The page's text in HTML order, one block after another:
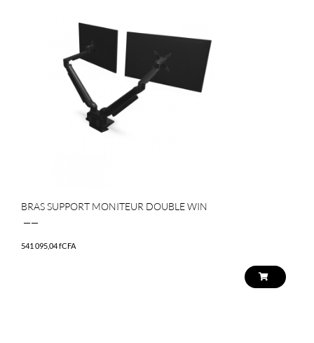
BRAS SUPPORT MONITEUR DOUBLE WIN
——
541 095,04fCFA